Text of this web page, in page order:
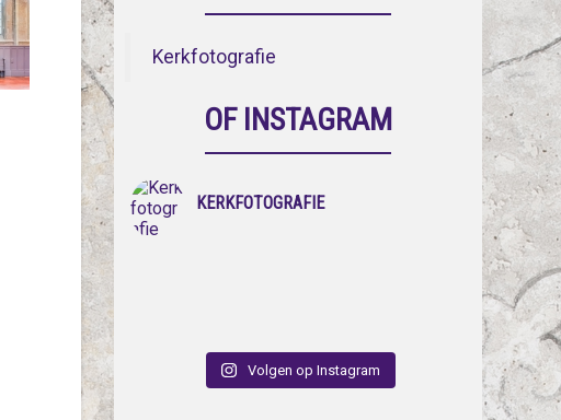
Kerkfotografie
OF INSTAGRAM
KERKFOTOGRAFIE
Volgen op Instagram